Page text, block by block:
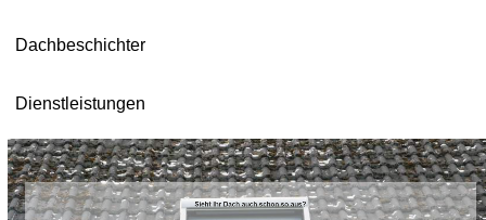
Dachbeschichter
Dienstleistungen